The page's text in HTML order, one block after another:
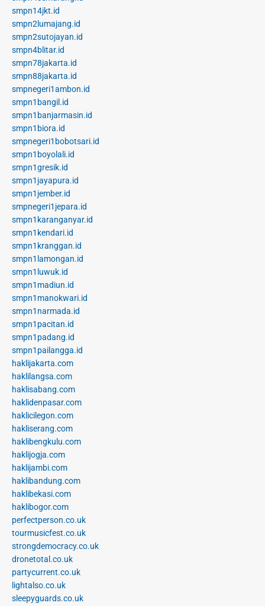
smpn14jkt.id
smpn2lumajang.id
smpn2sutojayan.id
smpn4blitar.id
smpn78jakarta.id
smpn88jakarta.id
smpnegeri1ambon.id
smpn1bangil.id
smpn1banjarmasin.id
smpn1biora.id
smpnegeri1bobotsari.id
smpn1boyolali.id
smpn1gresik.id
smpn1jayapura.id
smpn1jember.id
smpnegeri1jepara.id
smpn1karanganyar.id
smpn1kendari.id
smpn1kranggan.id
smpn1lamongan.id
smpn1luwuk.id
smpn1madiun.id
smpn1manokwari.id
smpn1narmada.id
smpn1pacitan.id
smpn1padang.id
smpn1pailangga.id
haklijakarta.com
haklilangsa.com
haklisabang.com
haklidenpasar.com
haklicilegon.com
hakliserang.com
haklibengkulu.com
haklijogja.com
haklijambi.com
haklibandung.com
haklibekasi.com
haklibogor.com
perfectperson.co.uk
tourmusicfest.co.uk
strongdemocracy.co.uk
dronetotal.co.uk
partycurrent.co.uk
lightalso.co.uk
sleepyguards.co.uk